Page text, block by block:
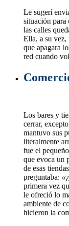
Le sugerí
situación para
las calles
Ella, a su vez,
que apagara
red cuando
Los bares y
cerrar,
mantuvo sus
literalmente
fue el
que evoca un
de esas
preguntaba:
primera vez
le ofreció lo
ambiente de
hicieron la